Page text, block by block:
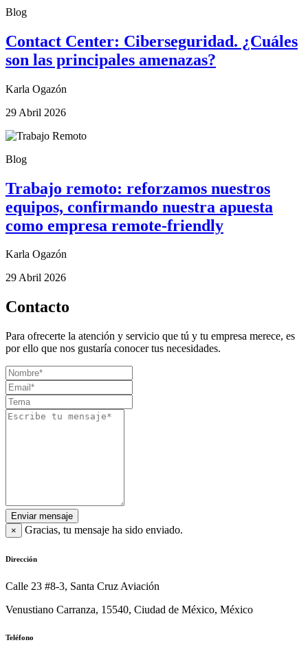
Blog
Contact Center: Ciberseguridad. ¿Cuáles
son las principales amenazas?
Karla Ogazón
29 Abril 2026
Blog
Trabajo remoto: reforzamos nuestros
equipos, confirmando nuestra apuesta
como empresa remote-friendly
Karla Ogazón
29 Abril 2026
Contacto
Para ofrecerte la atención y servicio que tú y tu empresa merece, es
por ello que nos gustaría conocer tus necesidades.
Enviar mensaje
×
Gracias, tu mensaje ha sido enviado.
Dirección
Calle 23 #8-3, Santa Cruz Aviación
Venustiano Carranza, 15540, Ciudad de México, México
Teléfono